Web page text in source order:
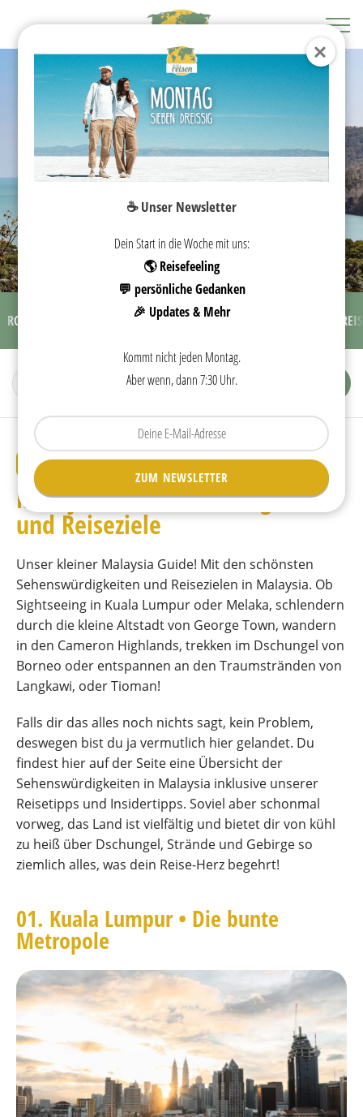
MALAYSIA
REISEGUIDE
ROUTE & KOSTEN SEHENSWÜRDIGKEITEN
REISETIPPS
Malaysia • Sehenswürdigkeiten
und Reiseziele
Unser kleiner Malaysia Guide! Mit den schönsten
Sehenswürdigkeiten und Reisezielen in Malaysia. Ob
Sightseeing in Kuala Lumpur oder Melaka, schlendern
durch die kleine Altstadt von George Town, wandern
in den Cameron Highlands, trekken im Dschungel von
Borneo oder entspannen an den Traumstränden von
Langkawi, oder Tioman!
Falls dir das alles noch nichts sagt, kein Problem,
deswegen bist du ja vermutlich hier gelandet. Du
findest hier auf der Seite eine Übersicht der
Sehenswürdigkeiten in Malaysia inklusive unserer
Reisetipps und Insidertipps. Soviel aber schonmal
vorweg, das Land ist vielfältig und bietet dir von kühl
zu heiß über Dschungel, Strände und Gebirge so
ziemlich alles, was dein Reise-Herz begehrt!
01. Kuala Lumpur • Die bunte
Metropole
☕️ Unser Newsletter
Dein Start in die Woche mit uns:
🌎 Reisefeeling
💬 persönliche Gedanken
🎉 Updates & Mehr
Kommt nicht jeden Montag.
Aber wenn, dann 7:30 Uhr.
Tippen
Sie
Ihre
E-
Mail
ein.
ZUM NEWSLETTER